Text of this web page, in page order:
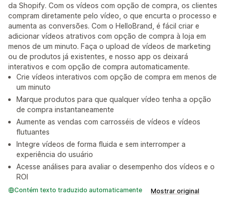
da Shopify. Com os vídeos com opção de compra, os clientes
compram diretamente pelo vídeo, o que encurta o processo e
aumenta as conversões. Com o HelloBrand, é fácil criar e
adicionar vídeos atrativos com opção de compra à loja em
menos de um minuto. Faça o upload de vídeos de marketing
ou de produtos já existentes, e nosso app os deixará
interativos e com opção de compra automaticamente.
Crie vídeos interativos com opção de compra em menos de
um minuto
Marque produtos para que qualquer vídeo tenha a opção
de compra instantaneamente
Aumente as vendas com carrosséis de vídeos e vídeos
flutuantes
Integre vídeos de forma fluida e sem interromper a
experiência do usuário
Acesse análises para avaliar o desempenho dos vídeos e o
ROI
Contém texto traduzido automaticamente Mostrar original